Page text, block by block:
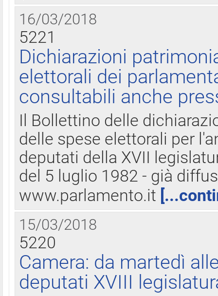
16/03/2018
5221
Dichiarazioni
elettorali dei
consultabili anche
Il Bollettino delle
delle spese elettorali per
deputati della XVII
del 5 luglio 1982 - già
www.parlamento.it
15/03/2018
5220
Camera: da martedì
deputati XVIII